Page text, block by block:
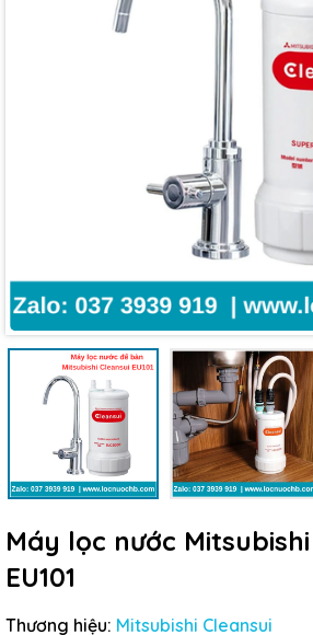
Máy lọc nước
EU101
Thương hiệu: Mitsubishi Cleansui
Mã giảm giá:
Điều kiện: